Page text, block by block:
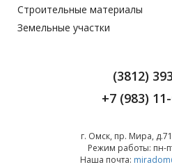
Строительные материалы
Земельные участки
(3812)
+7 (983)
г. Омск, пр. Мира,
Режим работы: пн-
Наша почта: